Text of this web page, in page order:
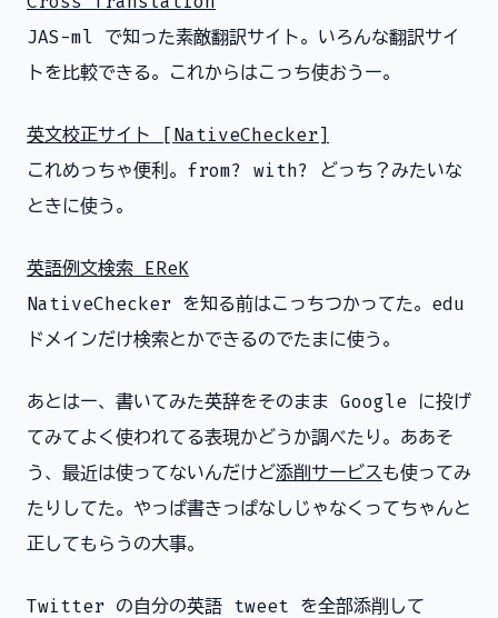
JAS-ml で知った素敵翻訳サイト。いろんな翻訳サイ
トを比較できる。これからはこっち使おうー。
英文校正サイト [NativeChecker]
これめっちゃ便利。from? with? どっち？みたいな
ときに使う。
英語例文検索 EReK
NativeChecker を知る前はこっちつかってた。edu
ドメインだけ検索とかできるのでたまに使う。
あとはー、書いてみた英辞をそのまま Google に投げ
てみてよく使われてる表現かどうか調べたり。ああそ
う、最近は使ってないんだけど添削サービスも使ってみ
たりしてた。やっぱ書きっぱなしじゃなくってちゃんと
正してもらうの大事。
Twitter の自分の英語 tweet を全部添削して